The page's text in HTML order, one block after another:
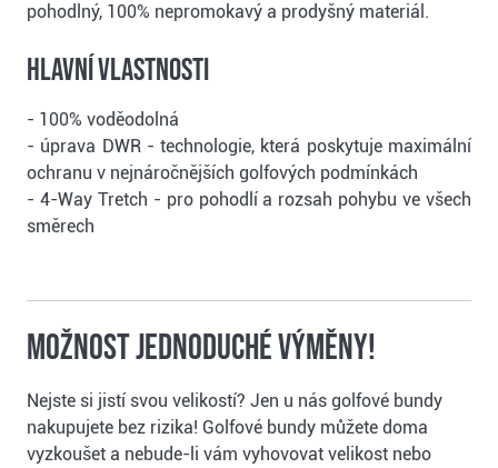
pohodlný, 100% nepromokavý a prodyšný materiál.
Hlavní vlastnosti
- 100% voděodolná
- úprava DWR - technologie, která poskytuje maximální
ochranu v nejnáročnějších golfových podmínkách
- 4-Way Tretch - pro pohodlí a rozsah pohybu ve všech
směrech
Možnost jednoduché výměny!
Nejste si jistí svou velikostí? Jen u nás golfové bundy
nakupujete bez rizika! Golfové bundy můžete doma
vyzkoušet a nebude-li vám vyhovovat velikost nebo